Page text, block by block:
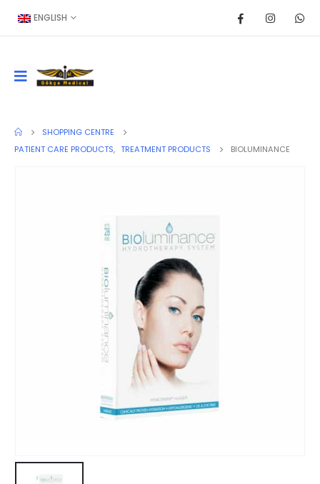
ENGLISH
SHOPPING CENTRE
PATIENT CARE PRODUCTS, TREATMENT PRODUCTS BIOLUMINANCE